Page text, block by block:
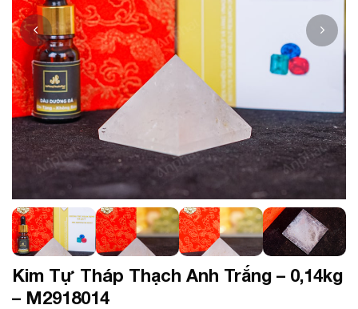
Kim Tự Tháp Thạch Anh Trắng – 0,14kg
– M2918014